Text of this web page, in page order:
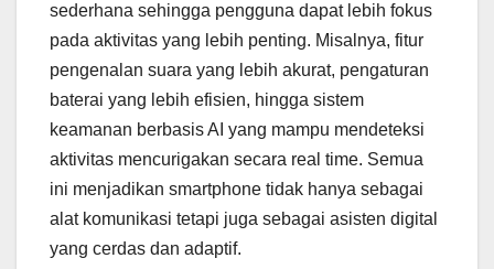
sederhana sehingga pengguna dapat lebih fokus
pada aktivitas yang lebih penting. Misalnya, fitur
pengenalan suara yang lebih akurat, pengaturan
baterai yang lebih efisien, hingga sistem
keamanan berbasis AI yang mampu mendeteksi
aktivitas mencurigakan secara real time. Semua
ini menjadikan smartphone tidak hanya sebagai
alat komunikasi tetapi juga sebagai asisten digital
yang cerdas dan adaptif.